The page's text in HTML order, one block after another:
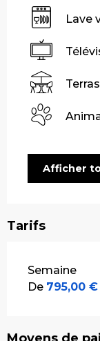
Lave
Afficher
Tarifs
Tarifs 2026
Semaine
De 795,00 €